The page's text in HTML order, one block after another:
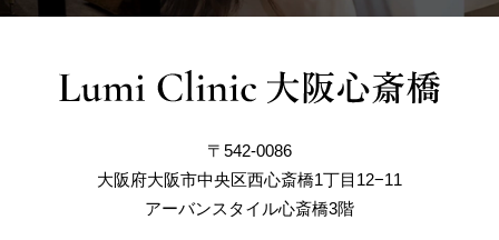
〒542-0086
大阪府大阪市中央区西心斎橋1丁目12−11
アーバンスタイル心斎橋3階